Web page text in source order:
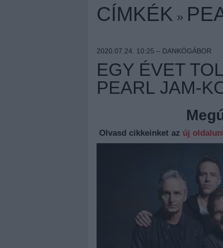
CÍMKÉK »
2020.07.24. 10:25 – DANKÓGÁBOR
EGY ÉVET
PEARL JAM-
Olvasd cikkeinket az új